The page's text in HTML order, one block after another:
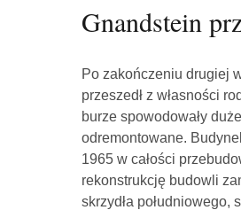
Gnandstein
Po zakończeniu drugiej
przeszedł z własności
burze spowodowały
odremontowane.
1965 w całości
rekonstrukcję budowli
skrzydła południowego,